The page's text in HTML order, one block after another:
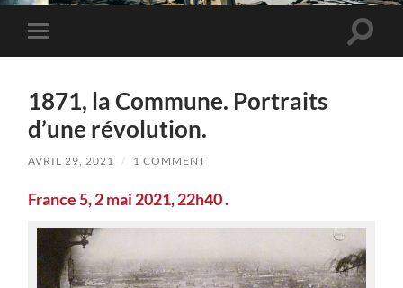
Toggle
mobile
Toggle
1871, la Commune. Portraits
d’une révolution.
AVRIL 29, 2021 / 1 COMMENT
France 5, 2 mai 2021, 22h40 .